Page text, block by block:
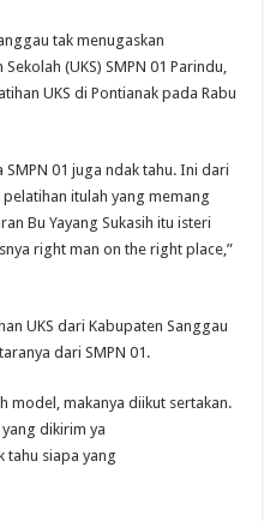
tak menugaskan
(UKS) SMPN 01 Parindu,
UKS di Pontianak pada Rabu
01 juga ndak tahu. Ini dari
itulah yang memang
Bu Yayang Sukasih itu isteri
right man on the right place,”
UKS dari Kabupaten Sanggau
dari SMPN 01.
model, makanya diikut sertakan.
dikirim ya
tahu siapa yang